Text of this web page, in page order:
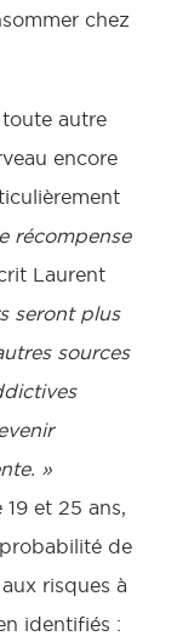
chez
toute autre
encore
récompense
Laurent
seront plus
sources
»
et 25 ans,
de
risques à
identifiés :